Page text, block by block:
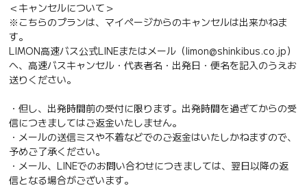
＜キャンセルについて＞
※こちらのプランは、マイページからのキャンセルは出来かねま
す。
LIMON高速バス公式LINEまたはメール（limon@shinkibus.co.jp）
へ、高速バスキャンセル・代表者名・出発日・便名を記入のうえお
送りください。
・但し、出発時間前の受付に限ります。出発時間を過ぎてからの受
信につきましてはご返金いたしません。
・メールの送信ミスや不着などでのご返金はいたしかねますので、
予めご了承ください。
・メール、LINEでのお問い合わせにつきましては、翌日以降の返
信となる場合がございます。